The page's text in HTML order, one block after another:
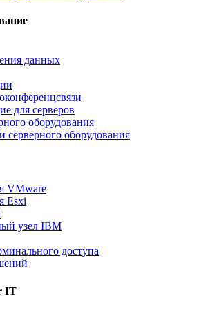
данных
для серверов
оборудования
серверного оборудования
VMware
Esxi
узел IBM
доступа
IT